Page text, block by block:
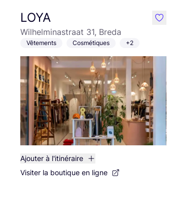
LOYA
Wilhelminastraat 31, Breda
Vêtements Cosmétiques +2
Ajouter à l'itinéraire
Visiter la boutique en ligne
like